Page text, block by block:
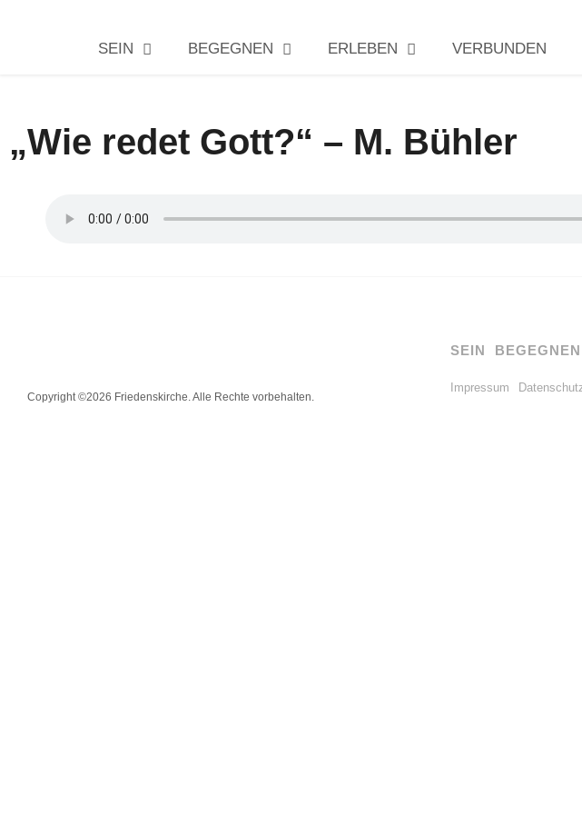
SEIN BEGEGNEN ERLEBEN VERBUNDEN
„Wie redet Gott?“ – M. Bühler
Copyright ©2026 Friedenskirche. Alle Rechte vorbehalten.
SEIN BEGEGNEN
Impressum